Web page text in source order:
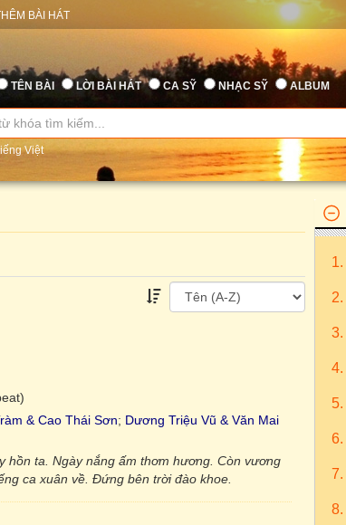
BÀI HÁT
TÊN BÀI LỜI BÀI HÁT CA SỸ NHẠC SỸ ALBUM
Việt
& Cao Thái Sơn; Dương Triệu Vũ & Văn Mai
hồn ta. Ngày nắng ấm thơm hương. Còn vương
ca xuân về. Đứng bên trời đào khoe.